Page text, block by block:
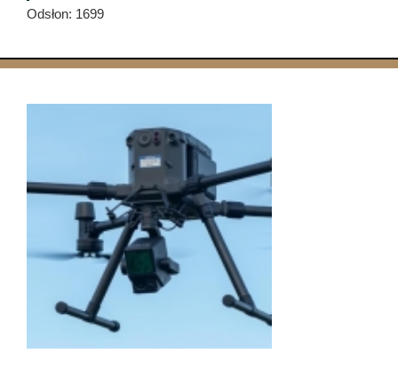
Odsłon: 1699